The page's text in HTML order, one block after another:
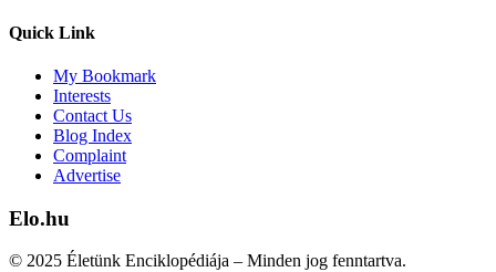
Quick Link
My Bookmark
Interests
Contact Us
Blog Index
Complaint
Advertise
Elo.hu
© 2025 Életünk Enciklopédiája – Minden jog fenntartva.